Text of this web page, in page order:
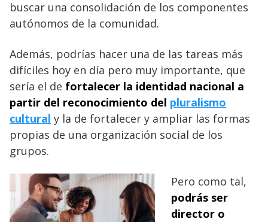
buscar una consolidación de los componentes
autónomos de la comunidad.
Además, podrías hacer una de las tareas más
difíciles hoy en día pero muy importante, que
sería el de fortalecer la identidad nacional a
partir del reconocimiento del pluralismo
cultural y la de fortalecer y ampliar las formas
propias de una organización social de los
grupos.
Pero como tal,
podrás ser
director o